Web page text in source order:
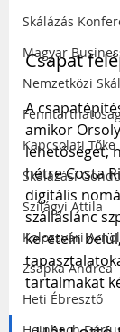
Skálázás
Magyar
Nemzetközi
Kapcsolati Tőke
Skálázási
Szilágyi Attila
Kolozsvári
Zsapka Andrea
Heti Ébresztő
Csapat
A
amikor
lehetőséget,
hétre Costa
digitális
szálláslánc
keretein
tartalmakat